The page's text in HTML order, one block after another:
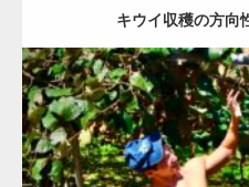
キウイ収穫の方向
Update:
Category:キウイ農家のマッチ